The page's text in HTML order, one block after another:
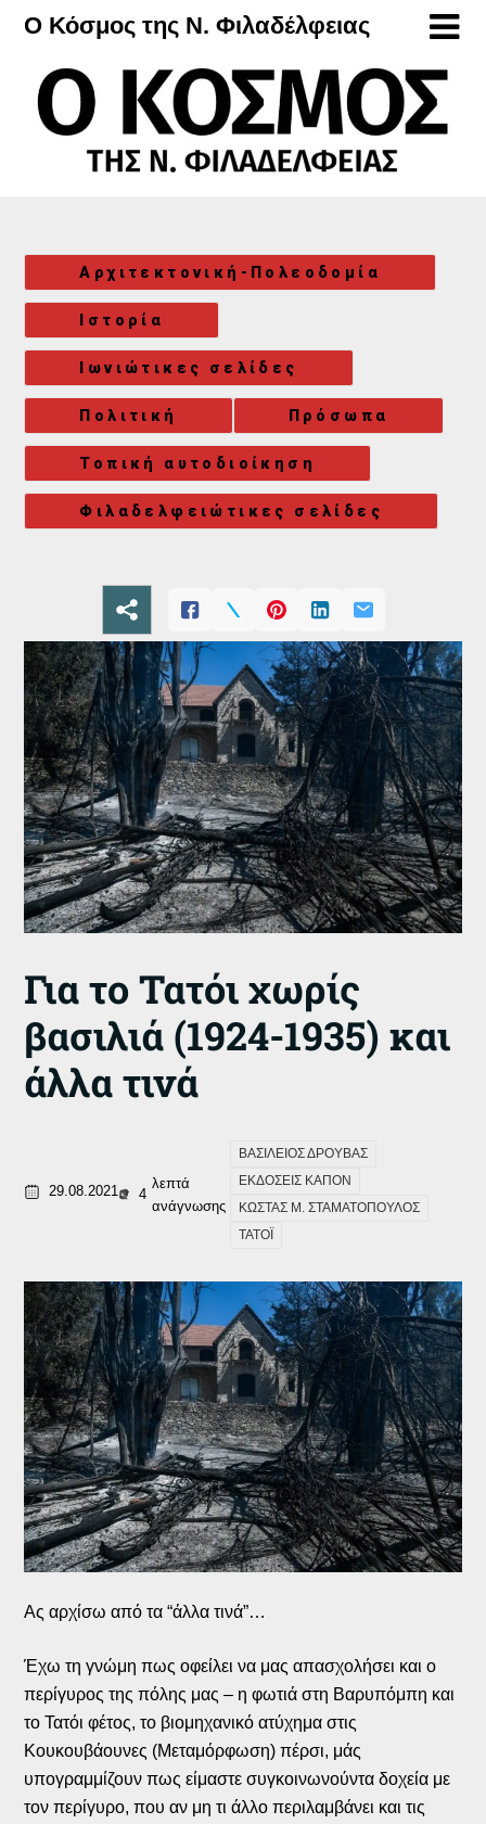
Μετάβαση
περιεχόμενο
Ο Κόσμος της Ν. Φιλαδέλφειας
Αρχιτεκτονική-Πολεοδομία
Ιστορία
Ιωνιώτικες σελίδες
Πολιτική Πρόσωπα
Τοπική αυτοδιοίκηση
Φιλαδελφειώτικες σελίδες
Για το Τατόι χωρίς
βασιλιά (1924-1935) και
άλλα τινά
29.08.2021 4
λεπτά
ανάγνωσης
ΒΑΣΙΛΕΙΟΣ ΔΡΟΥΒΑΣ
ΕΚΔΟΣΕΙΣ ΚΑΠΟΝ
ΚΩΣΤΑΣ Μ. ΣΤΑΜΑΤΟΠΟΥΛΟΣ
ΤΑΤΟΪ
Ας αρχίσω από τα “άλλα τινά”…
Έχω τη γνώμη πως οφείλει να μας απασχολήσει και ο
περίγυρος της πόλης μας – η φωτιά στη Βαρυπόμπη και
το Τατόι φέτος, το βιομηχανικό ατύχημα στις
Κουκουβάουνες (Μεταμόρφωση) πέρσι, μάς
υπογραμμίζουν πως είμαστε συγκοινωνούντα δοχεία με
τον περίγυρο, που αν μη τι άλλο περιλαμβάνει και τις